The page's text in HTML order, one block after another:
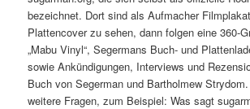
bezeichnet. Dort sind als Aufmacher
Plattencover zu sehen, dann folgen eine 360-
„Mabu Vinyl“, Segermans Buch- und
sowie Ankündigungen, Interviews und
Buch von Segerman und Bartholmew
weitere Fragen, zum Beispiel: Was sagt